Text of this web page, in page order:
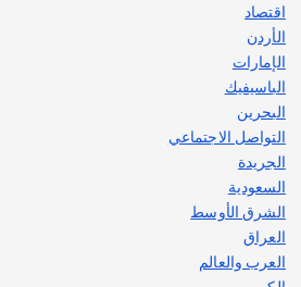
اقتصاد
الأردن
الإمارات
الباسيفيك
البحرين
التواصل الاجتماعي
الجريدة
السعودية
الشرق الأوسط
العراق
العرب والعالم